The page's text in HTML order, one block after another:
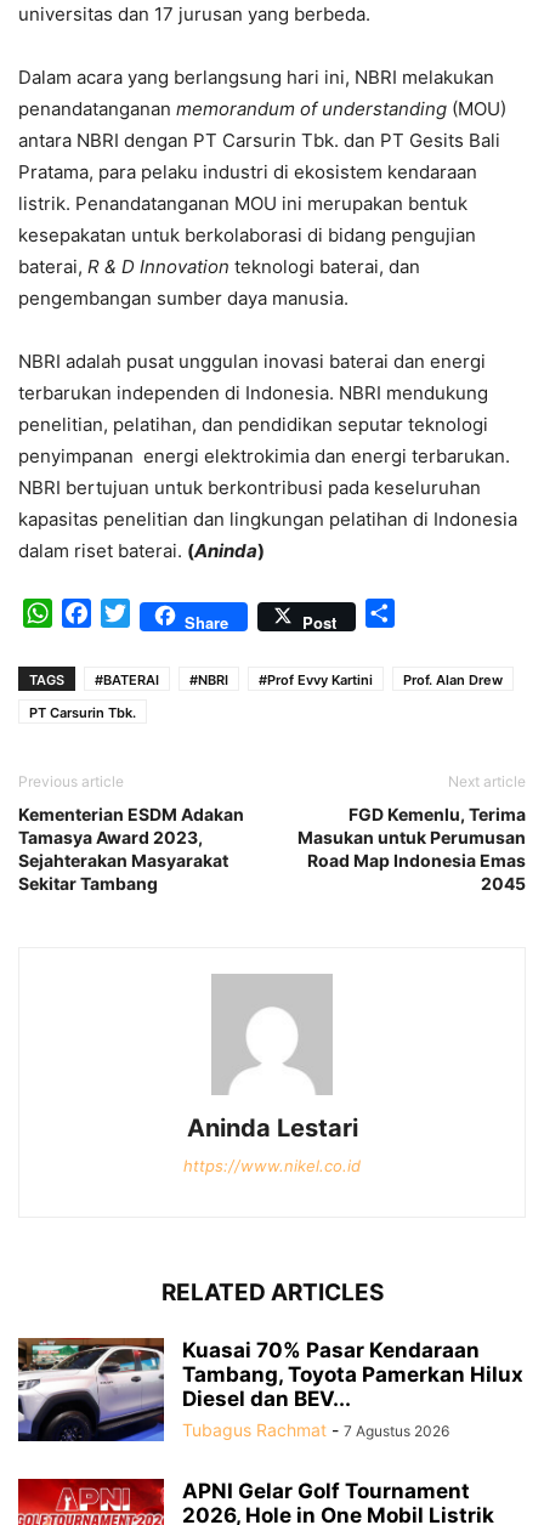
universitas dan 17 jurusan yang berbeda.
Dalam acara yang berlangsung hari ini, NBRI melakukan
penandatanganan memorandum of understanding (MOU)
antara NBRI dengan PT Carsurin Tbk. dan PT Gesits Bali
Pratama, para pelaku industri di ekosistem kendaraan
listrik. Penandatanganan MOU ini merupakan bentuk
kesepakatan untuk berkolaborasi di bidang pengujian
baterai, R & D Innovation teknologi baterai, dan
pengembangan sumber daya manusia.
NBRI adalah pusat unggulan inovasi baterai dan energi
terbarukan independen di Indonesia. NBRI mendukung
penelitian, pelatihan, dan pendidikan seputar teknologi
penyimpanan energi elektrokimia dan energi terbarukan.
NBRI bertujuan untuk berkontribusi pada keseluruhan
kapasitas penelitian dan lingkungan pelatihan di Indonesia
dalam riset baterai. (Aninda)
WhatsAppFacebook
TwitterShare Post
TAGS #BATERAI #NBRI #Prof Evvy Kartini
Prof. Alan Drew
PT Carsurin Tbk.
Previous article
Kementerian ESDM Adakan
Tamasya Award 2023,
Sejahterakan Masyarakat
Sekitar Tambang
Next article
FGD Kemenlu, Terima
Masukan untuk Perumusan
Road Map Indonesia Emas
2045
Aninda Lestari
https://www.nikel.co.id
RELATED ARTICLES
Kuasai 70% Pasar Kendaraan
Tambang, Toyota Pamerkan Hilux
Diesel dan BEV...
Tubagus Rachmat - 7 Agustus 2026
APNI Gelar Golf Tournament
2026, Hole in One Mobil Listrik